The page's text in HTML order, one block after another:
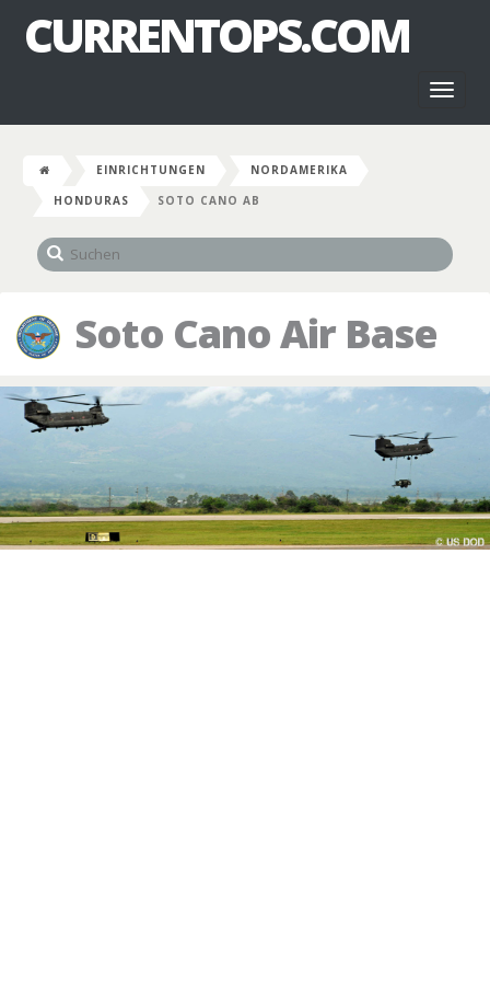
CURRENTOPS.COM
EINRICHTUNGEN
NORDAMERIKA
HONDURAS
SOTO CANO AB
Soto Cano Air Base